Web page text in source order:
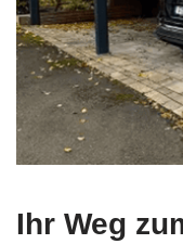
Ihr Weg